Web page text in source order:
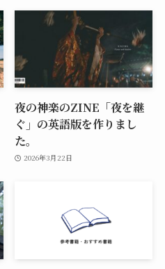
夜の神楽のZINE「夜を継
ぐ」の英語版を作りまし
た。
2026年3月22日